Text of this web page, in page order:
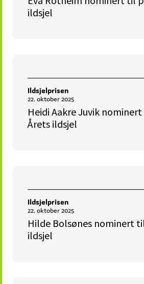
ildsjel
Ildsjelprisen
22. oktober 2025
Heidi Aakre Juvik
Årets ildsjel
Ildsjelprisen
22. oktober 2025
Hilde Bolsønes nominert
ildsjel